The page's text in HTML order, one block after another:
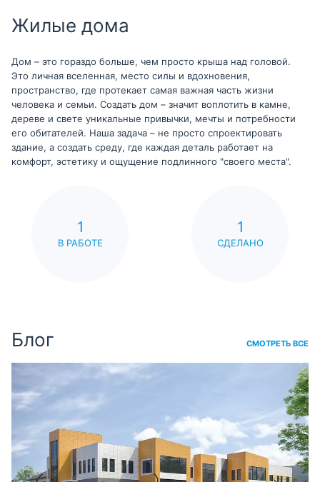
Жилые дома
Дом – это гораздо больше, чем просто крыша над головой.
Это личная вселенная, место силы и вдохновения,
пространство, где протекает самая важная часть жизни
человека и семьи. Создать дом – значит воплотить в камне,
дереве и свете уникальные привычки, мечты и потребности
его обитателей. Наша задача – не просто спроектировать
здание, а создать среду, где каждая деталь работает на
комфорт, эстетику и ощущение подлинного "своего места".
1
В РАБОТЕ
1
СДЕЛАНО
Блог СМОТРЕТЬ ВСЕ